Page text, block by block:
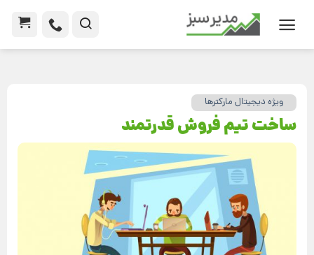
ویژه دیجیتال مارکترها
ساخت تیم فروش قدرتمند